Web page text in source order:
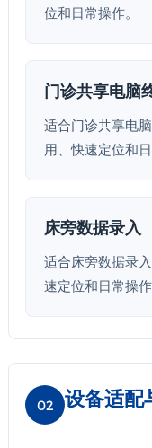
位和日常操作。
门诊共享电脑
适合门诊共享电
用、快速定位和日
床旁数据录入
适合床旁数据录
速定位和日常操作
02 设备适配